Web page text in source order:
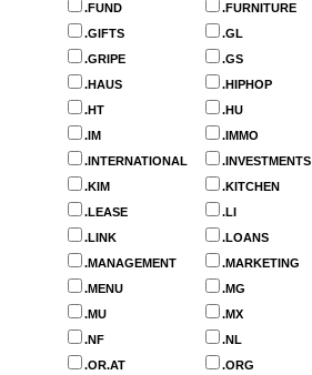
.FUND
.FURNITURE
.GIFTS
.GL
.GRIPE
.GS
.HAUS
.HIPHOP
.HT
.HU
.IM
.IMMO
.INTERNATIONAL
.INVESTMENTS
.KIM
.KITCHEN
.LEASE
.LI
.LINK
.LOANS
.MANAGEMENT
.MARKETING
.MENU
.MG
.MU
.MX
.NF
.NL
.OR.AT
.ORG